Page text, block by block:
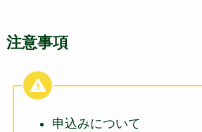
注意事項
申込みについて